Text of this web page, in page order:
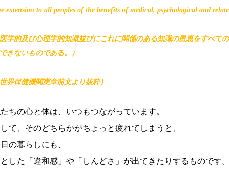
extension to all peoples of the benefits of medical, psychological and
学的及び心理学的知識並びにこれに関係のある知識の恩恵をすべて
きないものである。）
界保健機関憲章前文より抜粋）
ちの心と体は、いつもつながっています。
て、そのどちらかがちょっと疲れてしまうと、
の暮らしにも、
した「違和感」や「しんどさ」が出てきたりするものです。